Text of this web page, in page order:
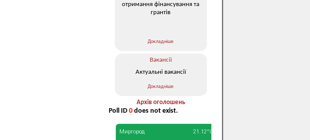
отримання фінансування та
грантів
Докладніше
Вакансії
Актуальні вакансії
Докладніше
Архів оголошень
Poll ID 0 does not exist.